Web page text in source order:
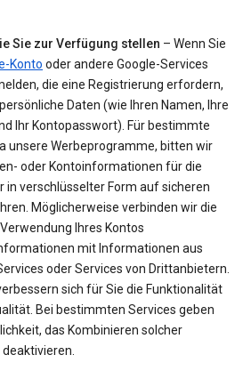
Sie zur Verfügung stellen – Wenn Sie
Konto oder andere Google-Services
die eine Registrierung erfordern,
Daten (wie Ihren Namen, Ihre
Ihr Kontopasswort). Für bestimmte
unsere Werbeprogramme, bitten wir
oder Kontoinformationen für die
in verschlüsselter Form auf sicheren
Möglicherweise verbinden wir die
Ihres Kontos
mit Informationen aus
oder Services von Drittanbietern.
sich für Sie die Funktionalität
Bei bestimmten Services geben
das Kombinieren solcher